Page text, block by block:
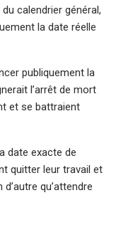
calendrier général,
la date réelle
publiquement la
l’arrêt de mort
et se battraient
date exacte de
quitter leur travail et
qu’attendre